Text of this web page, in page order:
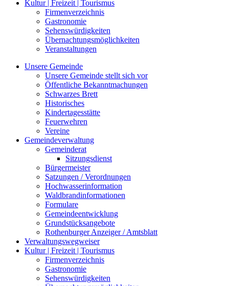
Kultur | Freizeit | Tourismus
Firmenverzeichnis
Gastronomie
Sehenswürdigkeiten
Übernachtungsmöglichkeiten
Veranstaltungen
Unsere Gemeinde
Unsere Gemeinde stellt sich vor
Öffentliche Bekanntmachungen
Schwarzes Brett
Historisches
Kindertagesstätte
Feuerwehren
Vereine
Gemeindeverwaltung
Gemeinderat
Sitzungsdienst
Bürgermeister
Satzungen / Verordnungen
Hochwasserinformation
Waldbrandinformationen
Formulare
Gemeindeentwicklung
Grundstücksangebote
Rothenburger Anzeiger / Amtsblatt
Verwaltungswegweiser
Kultur | Freizeit | Tourismus
Firmenverzeichnis
Gastronomie
Sehenswürdigkeiten